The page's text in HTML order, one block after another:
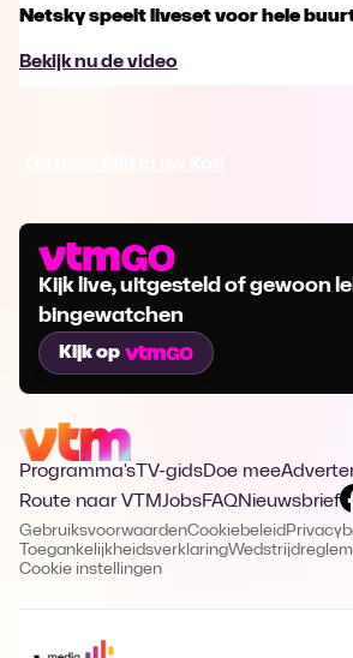
Netsky speelt liveset voor hele
Bekijk nu de video
Kijk live, uitgesteld of gewoon
bingewatchen
Kijk op
Programma's TV-gidsDoe mee
Route naar VTMJobsFAQNieuwsbrief
GebruiksvoorwaardenCookiebeleid
Toegankelijkheidsverklaring
Cookie instellingen